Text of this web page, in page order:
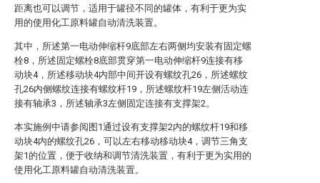
距离也可以调节，适用于罐径不同的罐体，有利于更为实
用的使用化工原料罐自动清洗装置。
其中，所述第一电动伸缩杆9底部左右两侧均安装有固定螺
栓8，所述固定螺栓8底部贯穿第一电动伸缩杆9连接有移
动块4，所述移动块4内部中间开设有螺纹孔26，所述螺纹
孔26内侧螺纹连接有螺纹杆19，所述螺纹杆19左侧活动连
接有轴承3，所述轴承3左侧固定连接有支撑架2。
本实施例中请参阅图1通过设有支撑架2内的螺纹杆19和移
动块4内的螺纹孔26，可以左右移动移动块4，调节三角支
架1的位置，便于收纳和调节清洗装置，有利于更为实用的
使用化工原料罐自动清洗装置。